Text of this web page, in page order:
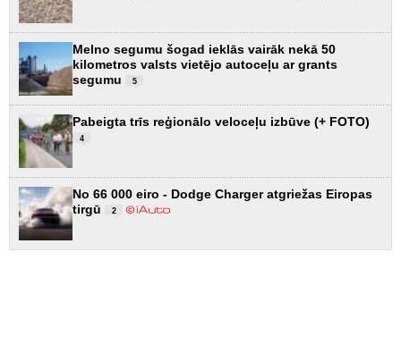
Melno segumu šogad ieklās vairāk nekā 50
kilometros valsts vietējo autoceļu ar grants
segumu
5
Pabeigta trīs reģionālo veloceļu izbūve (+ FOTO)
4
No 66 000 eiro - Dodge Charger atgriežas Eiropas
tirgū
2